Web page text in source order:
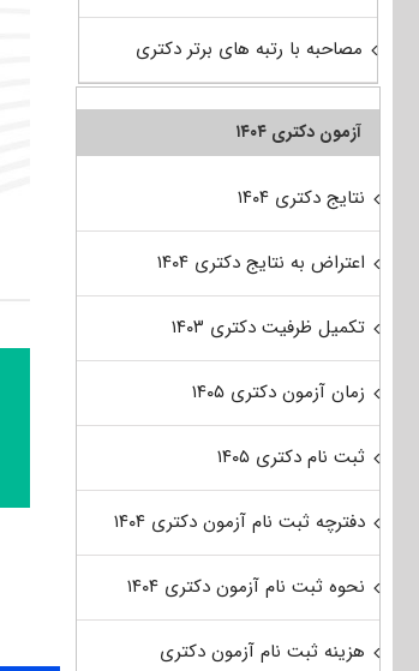
مصاحبه با رتبه های برتر دکتری
آزمون دکتری ۱۴۰۴
نتایج دکتری ۱۴۰۴
اعتراض به نتایج دکتری ۱۴۰۴
تکمیل ظرفیت دکتری ۱۴۰۳
زمان آزمون دکتری ۱۴۰۵
ثبت نام دکتری ۱۴۰۵
دفترچه ثبت نام آزمون دکتری ۱۴۰۴
نحوه ثبت نام آزمون دکتری ۱۴۰۴
هزینه ثبت نام آزمون دکتری